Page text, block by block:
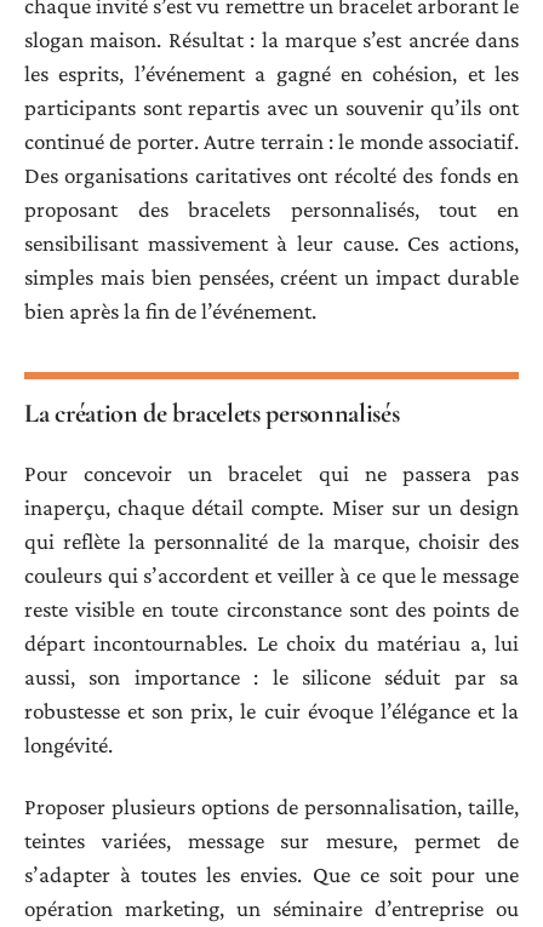
chaque invité s’est vu remettre un bracelet arborant le
slogan maison. Résultat : la marque s’est ancrée dans
les esprits, l’événement a gagné en cohésion, et les
participants sont repartis avec un souvenir qu’ils ont
continué de porter. Autre terrain : le monde associatif.
Des organisations caritatives ont récolté des fonds en
proposant des bracelets personnalisés, tout en
sensibilisant massivement à leur cause. Ces actions,
simples mais bien pensées, créent un impact durable
bien après la fin de l’événement.
La création de bracelets personnalisés
Pour concevoir un bracelet qui ne passera pas
inaperçu, chaque détail compte. Miser sur un design
qui reflète la personnalité de la marque, choisir des
couleurs qui s’accordent et veiller à ce que le message
reste visible en toute circonstance sont des points de
départ incontournables. Le choix du matériau a, lui
aussi, son importance : le silicone séduit par sa
robustesse et son prix, le cuir évoque l’élégance et la
longévité.
Proposer plusieurs options de personnalisation, taille,
teintes variées, message sur mesure, permet de
s’adapter à toutes les envies. Que ce soit pour une
opération marketing, un séminaire d’entreprise ou